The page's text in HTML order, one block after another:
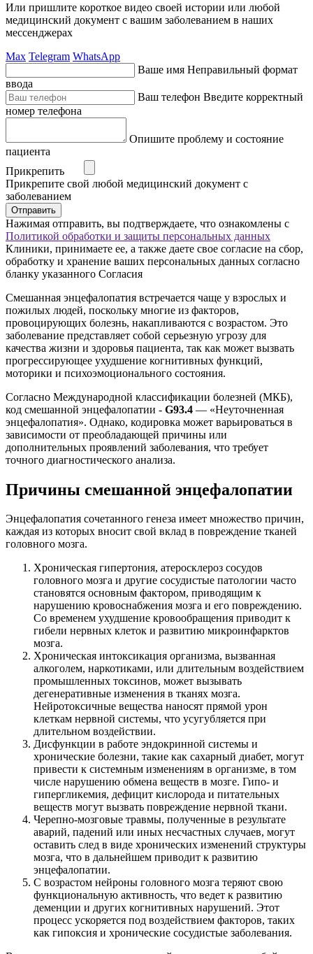
Или пришлите короткое видео своей истории или любой
медицинский документ с вашим заболеванием в наших
мессенджерах
Max Telegram WhatsApp
Ваше имя Неправильный формат
ввода
Ваш телефон Введите корректный
номер телефона
Опишите проблему и состояние
пациента
Прикрепить
Прикрепите свой любой медицинский документ с
заболеванием
Отправить
Нажимая отправить, вы подтверждаете, что ознакомлены с
Политикой обработки и защиты персональных данных
Клиники, принимаете ее, а также даете свое согласие на сбор,
обработку и хранение ваших персональных данных согласно
бланку указанного Согласия
Смешанная энцефалопатия встречается чаще у взрослых и
пожилых людей, поскольку многие из факторов,
провоцирующих болезнь, накапливаются с возрастом. Это
заболевание представляет собой серьезную угрозу для
качества жизни и здоровья пациента, так как может вызвать
прогрессирующее ухудшение когнитивных функций,
моторики и психоэмоционального состояния.
Согласно Международной классификации болезней (МКБ),
код смешанной энцефалопатии - G93.4 — «Неуточненная
энцефалопатия». Однако, кодировка может варьироваться в
зависимости от преобладающей причины или
дополнительных проявлений заболевания, что требует
точного диагностического анализа.
Причины смешанной энцефалопатии
Энцефалопатия сочетанного генеза имеет множество причин,
каждая из которых вносит свой вклад в повреждение тканей
головного мозга.
Хроническая гипертония, атеросклероз сосудов
головного мозга и другие сосудистые патологии часто
становятся основным фактором, приводящим к
нарушению кровоснабжения мозга и его повреждению.
Со временем ухудшение кровообращения приводит к
гибели нервных клеток и развитию микроинфарктов
мозга.
Хроническая интоксикация организма, вызванная
алкоголем, наркотиками, или длительным воздействием
промышленных токсинов, может вызывать
дегенеративные изменения в тканях мозга.
Нейротоксичные вещества наносят прямой урон
клеткам нервной системы, что усугубляется при
длительном воздействии.
Дисфункции в работе эндокринной системы и
хронические болезни, такие как сахарный диабет, могут
привести к системным изменениям в организме, в том
числе нарушению обмена веществ в мозге. Гипо- и
гипергликемия, дефицит кислорода и питательных
веществ могут вызвать повреждение нервной ткани.
Черепно-мозговые травмы, полученные в результате
аварий, падений или иных несчастных случаев, могут
оставить след в виде хронических изменений структуры
мозга, что в дальнейшем приводит к развитию
энцефалопатии.
С возрастом нейроны головного мозга теряют свою
функциональную активность, что ведет к развитию
деменции и других когнитивных нарушений. Этот
процесс ускоряется под воздействием факторов, таких
как гипоксия и хронические сосудистые заболевания.